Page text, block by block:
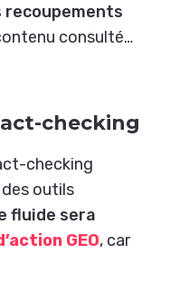
recoupements
consulté…
checking
checking
outils
fluide sera
GEO, car